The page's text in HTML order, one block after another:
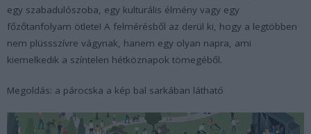
egy szabadulószoba, egy kulturális élmény vagy egy
főzőtanfolyam ötlete! A felmérésből az derül ki, hogy a legtöbben
nem plüssszívre vágynak, hanem egy olyan napra, ami
kiemelkedik a színtelen hétköznapok tömegéből.
Megoldás: a párocska a kép bal sarkában látható